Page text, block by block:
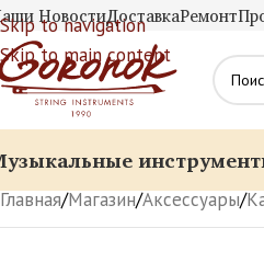
Skip to navigation
Skip to main content
НовостиДоставкаРемонт
Главная/Магазин/Аксессуары/